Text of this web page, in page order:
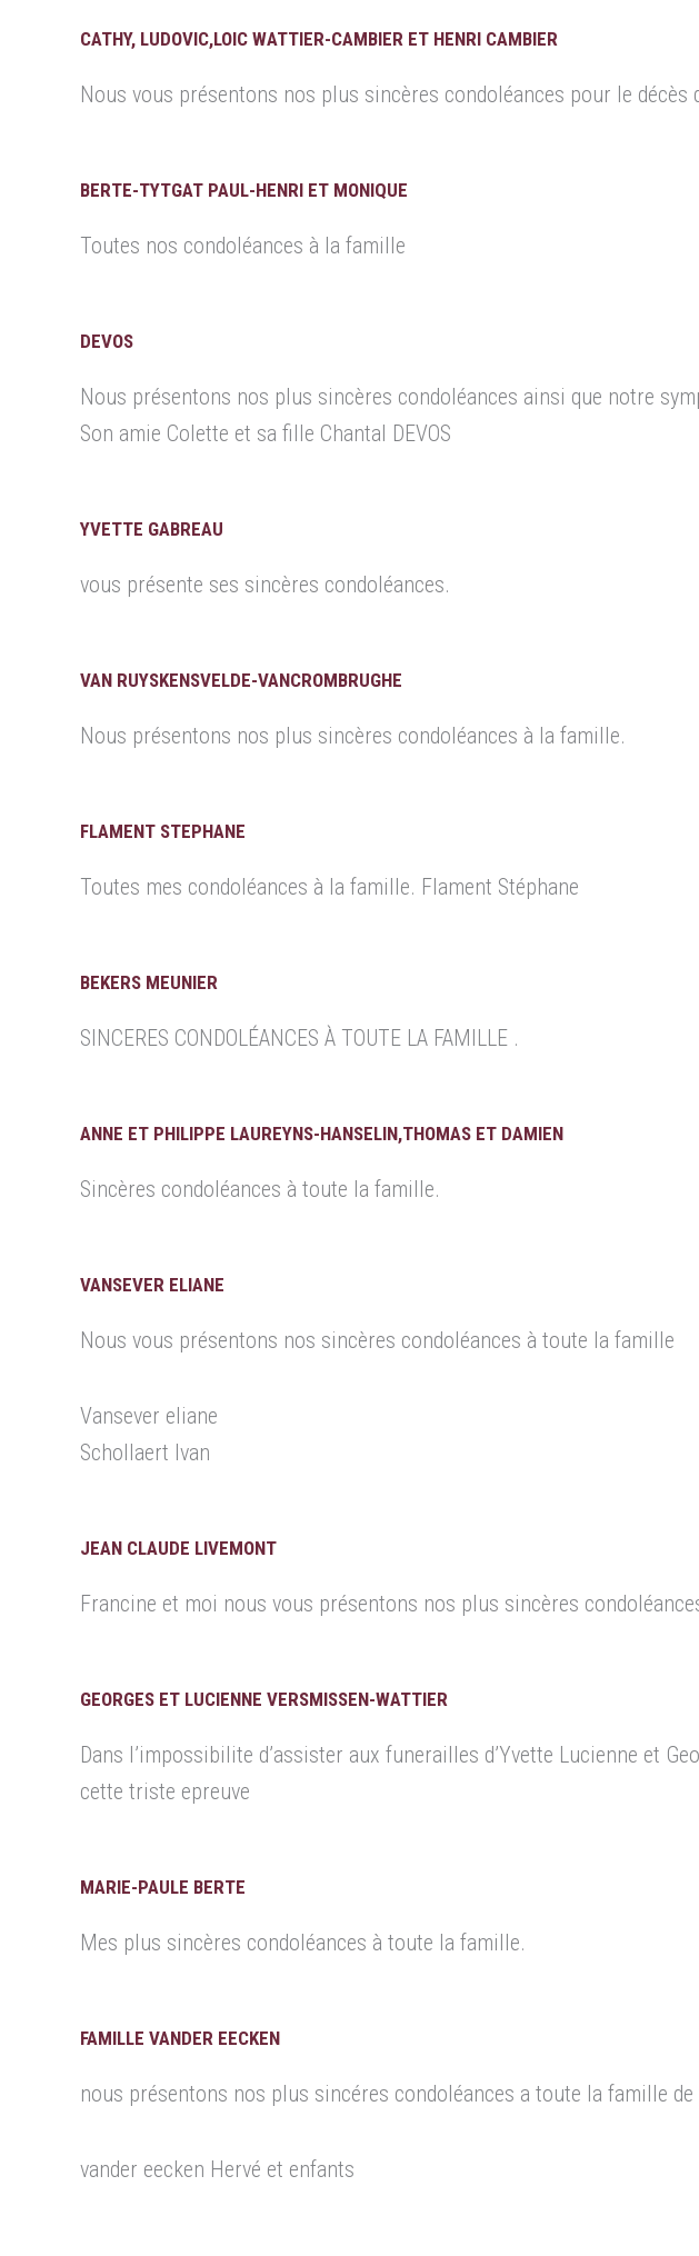
CATHY, LUDOVIC,LOIC WATTIER-CAMBIER ET HENRI CAMBIER
Nous vous présentons nos plus sincères condoléances pour le
BERTE-TYTGAT PAUL-HENRI ET MONIQUE
Toutes nos condoléances à la famille
DEVOS
Nous présentons nos plus sincères condoléances ainsi que notre
Son amie Colette et sa fille Chantal DEVOS
YVETTE GABREAU
vous présente ses sincères condoléances.
VAN RUYSKENSVELDE-VANCROMBRUGHE
Nous présentons nos plus sincères condoléances à la famille.
FLAMENT STEPHANE
Toutes mes condoléances à la famille. Flament Stéphane
BEKERS MEUNIER
SINCERES CONDOLÉANCES À TOUTE LA FAMILLE .
ANNE ET PHILIPPE LAUREYNS-HANSELIN,THOMAS ET DAMIEN
Sincères condoléances à toute la famille.
VANSEVER ELIANE
Nous vous présentons nos sincères condoléances à toute la famille
Vansever eliane
Schollaert Ivan
JEAN CLAUDE LIVEMONT
Francine et moi nous vous présentons nos plus sincères
GEORGES ET LUCIENNE VERSMISSEN-WATTIER
Dans l’impossibilite d’assister aux funerailles d’Yvette Lucienne et
cette triste epreuve
MARIE-PAULE BERTE
Mes plus sincères condoléances à toute la famille.
FAMILLE VANDER EECKEN
nous présentons nos plus sincéres condoléances a toute la famille de
vander eecken Hervé et enfants